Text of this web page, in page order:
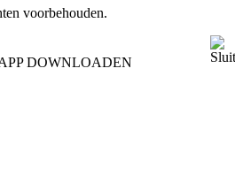
voorbehouden.
DOWNLOADEN